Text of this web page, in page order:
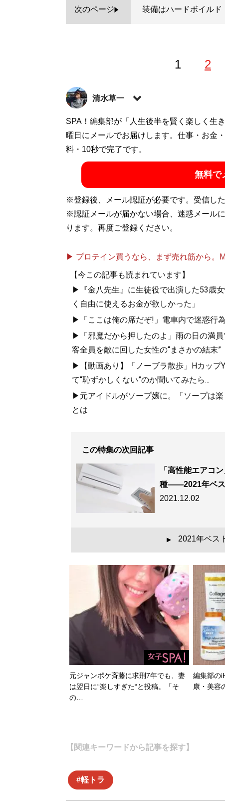
次のページ 装備はハードボイルド
1 2
清水草一
1962年東京生まれ。慶大法卒。編集者を経
するお笑いフェラーリ文学のほか、『 首都
リストとしても活動中
SPA！編集部が「人生後半を賢く楽しく生
曜日にメールでお届けします。仕事・お金
料・10秒で完了です。
無料
※登録後、メール認証が必要です。受信し
※認証メールが届かない場合、迷惑メール
ります。再度ご登録ください。
▶ プロテイン買うなら、まず売れ筋から。
【今この記事も読まれています】
▶『金八先生』に生徒役で出演した53歳
く自由に使えるお金が欲しかった」
▶「ここは俺の席だぞ!」電車内で迷惑行
▶「邪魔だから押したのよ」雨の日の満
客全員を敵に回した女性の“まさかの結末”
▶【動画あり】「ノーブラ散歩」Hカップ
て“恥ずかしくない”のか聞いてみたら...
▶元アイドルがソープ嬢に。「ソープは
とは
この特集の次回記事
「高性能エアコ
種――2021年ベ
2021.12.02
▲ 2021年ベス
元ジャンポケ斉藤に求刑7年でも、妻
は翌日に“楽しすぎた“と投稿。「そ
の…
編集部の
康・美容
【関連キーワードから記事を探す】
軽トラ